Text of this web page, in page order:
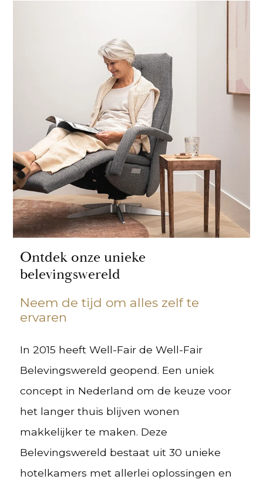
Ontdek onze unieke
belevingswereld
Neem de tijd om alles zelf te
ervaren
In 2015 heeft Well-Fair de Well-Fair
Belevingswereld geopend. Een uniek
concept in Nederland om de keuze voor
het langer thuis blijven wonen
makkelijker te maken. Deze
Belevingswereld bestaat uit 30 unieke
hotelkamers met allerlei oplossingen en